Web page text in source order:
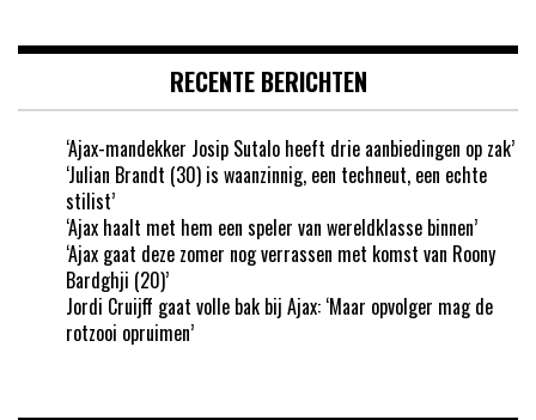
RECENTE BERICHTEN
‘Ajax-mandekker Josip Sutalo heeft drie aanbiedingen op zak’
‘Julian Brandt (30) is waanzinnig, een techneut, een echte
stilist’
‘Ajax haalt met hem een speler van wereldklasse binnen’
‘Ajax gaat deze zomer nog verrassen met komst van Roony
Bardghji (20)’
Jordi Cruijff gaat volle bak bij Ajax: ‘Maar opvolger mag de
rotzooi opruimen’